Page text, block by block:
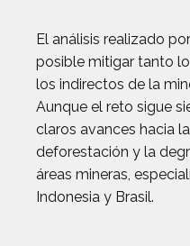
El análisis realizado
posible mitigar tanto
los indirectos de la
Aunque el reto sigue
claros avances hacia
deforestación y la
áreas mineras,
Indonesia y Brasil.